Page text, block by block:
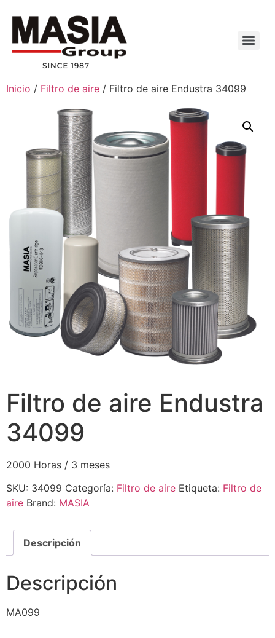
Inicio / Filtro de aire / Filtro de aire Endustra 34099
Filtro de aire Endustra
34099
2000 Horas / 3 meses
SKU: 34099 Categoría: Filtro de aire Etiqueta: Filtro de
aire Brand: MASIA
Descripción
Descripción
MA099